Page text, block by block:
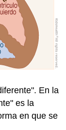
En la
es la
en que se